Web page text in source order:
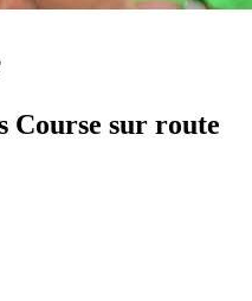
Course sur route